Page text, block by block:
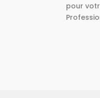
pour